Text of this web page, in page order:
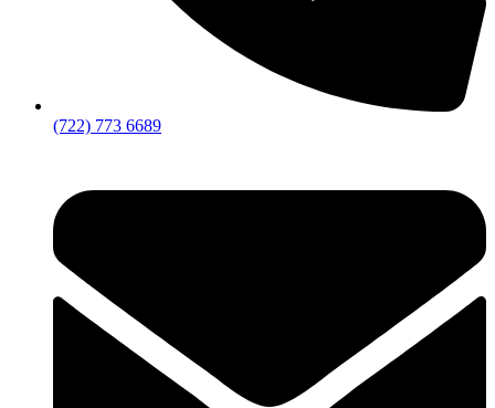
(722) 773 6689